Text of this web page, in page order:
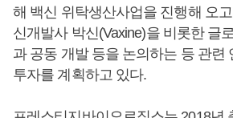
해 백신 위탁생산사업을 진행해 오
신개발사 박신(Vaxine)을 비롯한 글
과 공동 개발 등을 논의하는 등 관련
투자를 계획하고 있다.